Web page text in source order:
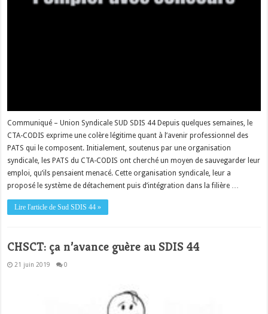
Communiqué – Union Syndicale SUD SDIS 44 Depuis quelques semaines, le
CTA-CODIS exprime une colère légitime quant à l’avenir professionnel des
PATS qui le composent. Initialement, soutenus par une organisation
syndicale, les PATS du CTA-CODIS ont cherché un moyen de sauvegarder leur
emploi, qu’ils pensaient menacé. Cette organisation syndicale, leur a
proposé le système de détachement puis d’intégration dans la filière …
Lire l'article de Sud SDIS 44 »
CHSCT: ça n’avance guère au SDIS 44
21 juin 2019 0